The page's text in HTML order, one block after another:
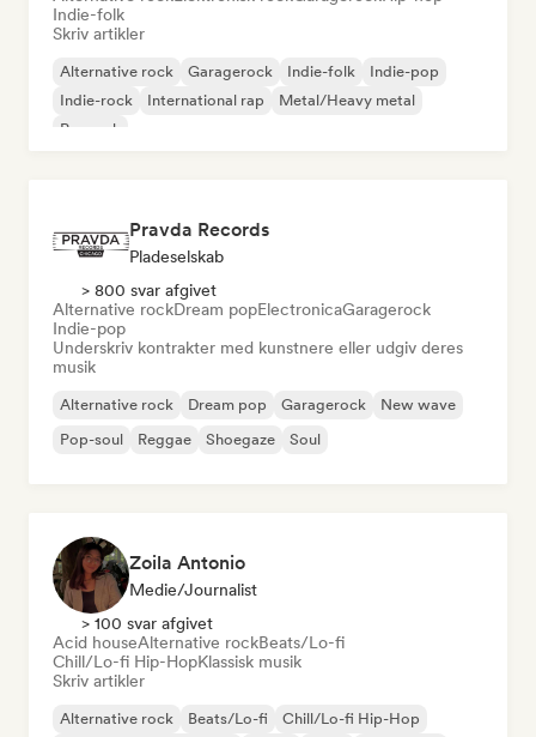
Indie-folk
Skriv artikler
Alternative rock Garagerock Indie-folk
Indie-pop
Indie-rock
International rap
Metal/Heavy metal
Poprock
Pravda Records
Pladeselskab
> 800 svar afgivet
Alternative rockDream popElectronicaGaragerock
Indie-pop
Underskriv kontrakter med kunstnere eller udgiv deres
musik
Alternative rock Dream pop Garagerock
New wave
Pop-soul
Reggae Shoegaze Soul
Zoila Antonio
Medie/journalist
> 100 svar afgivet
Acid houseAlternative rockBeats/Lo-fi
Chill/Lo-fi Hip-HopKlassisk musik
Skriv artikler
Alternative rock Beats/Lo-fi
Chill/Lo-fi Hip-Hop